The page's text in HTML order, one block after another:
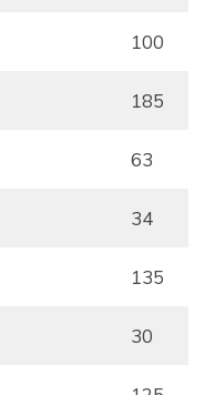
100
185
63
34
135
30